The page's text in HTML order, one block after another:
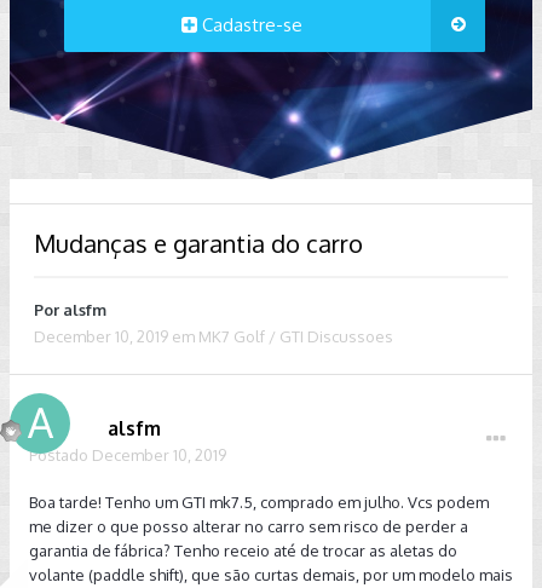
Cadastre-se
Mudanças e garantia do carro
Por alsfm
December 10, 2019 em MK7 Golf / GTI Discussoes
alsfm
Postado December 10, 2019
Boa tarde! Tenho um GTI mk7.5, comprado em julho. Vcs podem
me dizer o que posso alterar no carro sem risco de perder a
garantia de fábrica? Tenho receio até de trocar as aletas do
volante (paddle shift), que são curtas demais, por um modelo mais